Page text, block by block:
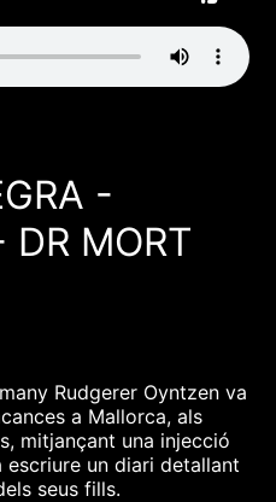
-
DR MORT
Rudgerer Oyntzen va
a Mallorca, als
mitjançant una injecció
escriure un diari detallant
seus fills.